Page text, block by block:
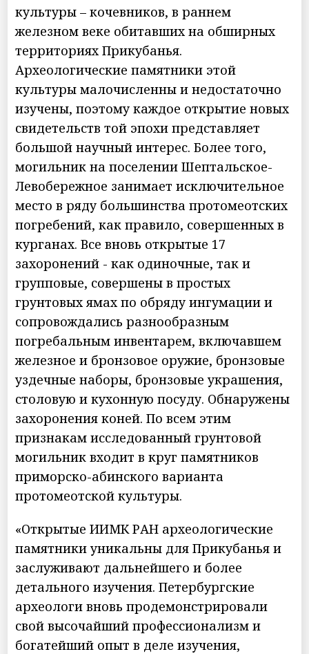
культуры – кочевников, в раннем
железном веке обитавших на обширных
территориях Прикубанья.
Археологические памятники этой
культуры малочисленны и недостаточно
изучены, поэтому каждое открытие новых
свидетельств той эпохи представляет
большой научный интерес. Более того,
могильник на поселении Шептальское-
Левобережное занимает исключительное
место в ряду большинства протомеотских
погребений, как правило, совершенных в
курганах. Все вновь открытые 17
захоронений - как одиночные, так и
групповые, совершены в простых
грунтовых ямах по обряду ингумации и
сопровождались разнообразным
погребальным инвентарем, включавшем
железное и бронзовое оружие, бронзовые
уздечные наборы, бронзовые украшения,
столовую и кухонную посуду. Обнаружены
захоронения коней. По всем этим
признакам исследованный грунтовой
могильник входит в круг памятников
приморско-абинского варианта
протомеотской культуры.
«Открытые ИИМК РАН археологические
памятники уникальны для Прикубанья и
заслуживают дальнейшего и более
детального изучения. Петербургские
археологи вновь продемонстрировали
свой высочайший профессионализм и
богатейший опыт в деле изучения,